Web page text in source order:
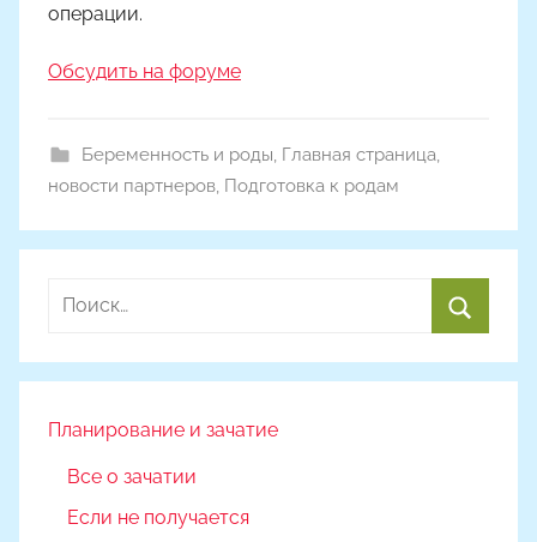
операции.
Обсудить на форуме
Беременность и роды Главная страница
новости партнеров Подготовка к родам
Найти:
Планирование и зачатие
Все о зачатии
Если не получается